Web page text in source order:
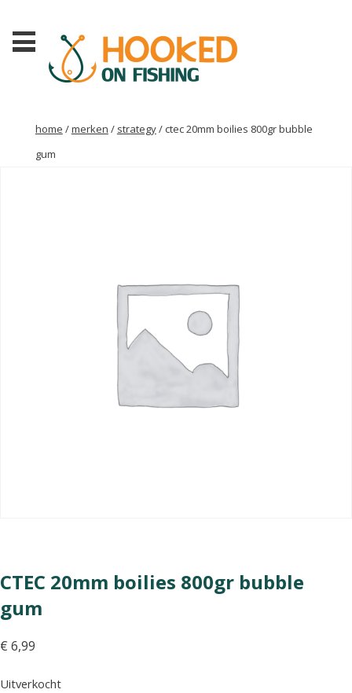
home /merken / strategy/ ctec 20mm boilies 800gr bubble
gum
CTEC 20mm boilies 800gr bubble
gum
€ 6,99
Uitverkocht